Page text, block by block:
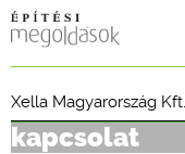
Xella Magyarország Kft.
kapcsolat